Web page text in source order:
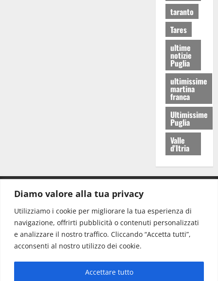
Diamo valore alla tua privacy
Utilizziamo i cookie per migliorare la tua esperienza di
navigazione, offrirti pubblicità o contenuti personalizzati
e analizzare il nostro traffico. Cliccando “Accetta tutti”,
acconsenti al nostro utilizzo dei cookie.
Accettare tutto
taranto
Tares
ultime
notizie
Puglia
ultimissime
martina
franca
Ultimissime
Puglia
Valle
d'Itria
Redazione: redazione@www.martinasera.it
Direttore:direttore@www.martinasera.it
Info & Commerciale:info@www.martinasera.it